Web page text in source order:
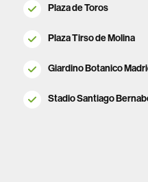
Plaza de Toros
Plaza Tirso de Molina
Giardino Botanico
Stadio Santiago